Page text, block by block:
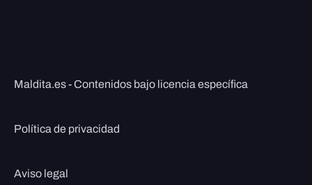
Maldita.es - Contenidos bajo licencia específica
Política de privacidad
Aviso legal